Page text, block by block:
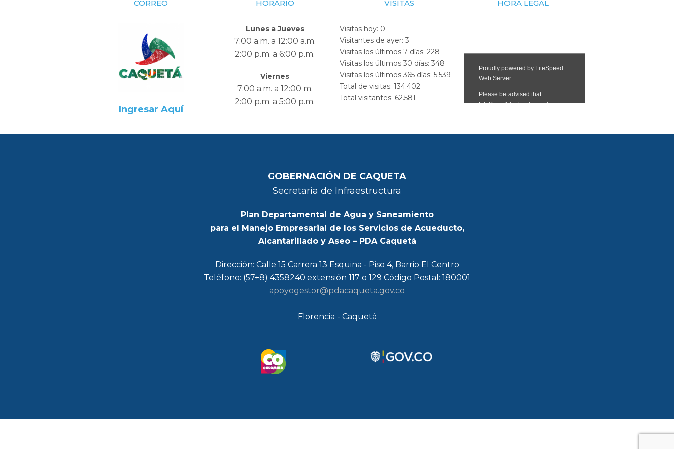
CORREO
Ingresar Aquí
HORARIO
Lunes a Jueves
7:00 a.m. a 12:00 a.m.
2:00 p.m. a 6:00 p.m.
Viernes
7:00 a.m. a 12:00 m.
2:00 p.m. a 5:00 p.m.
VISITAS
Visitas hoy: 0
Visitantes de ayer: 3
Visitas los últimos 7 días: 228
Visitas los últimos 30 días: 348
Visitas los últimos 365 días: 5.539
Total de visitas: 134.402
Total visitantes: 62.581
HORA LEGAL
GOBERNACIÓN DE CAQUETA
Secretaría de Infraestructura
Plan Departamental de Agua y Saneamiento
para el Manejo Empresarial de los Servicios de Acueducto,
Alcantarillado y Aseo – PDA Caquetá
Dirección: Calle 15 Carrera 13 Esquina - Piso 4, Barrio El Centro
Teléfono: (57+8) 4358240 extensión 117 o 129 Código Postal: 180001
apoyogestor@pdacaqueta.gov.co
Florencia - Caquetá